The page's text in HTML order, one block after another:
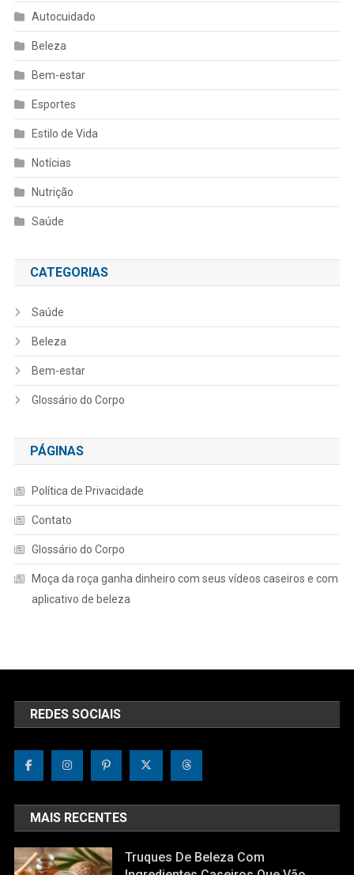
Autocuidado
Beleza
Bem-estar
Esportes
Estilo de Vida
Notícias
Nutrição
Saúde
CATEGORIAS
Saúde
Beleza
Bem-estar
Glossário do Corpo
PÁGINAS
Política de Privacidade
Contato
Glossário do Corpo
Moça da roça ganha dinheiro com seus vídeos caseiros e com
aplicativo de beleza
REDES SOCIAIS
MAIS RECENTES
Truques De Beleza Com